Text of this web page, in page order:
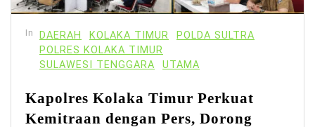
In DAERAH KOLAKA TIMUR
POLDA SULTRA
POLRES KOLAKA TIMUR
SULAWESI TENGGARA
UTAMA
Kapolres Kolaka Timur Perkuat
Kemitraan dengan Pers, Dorong